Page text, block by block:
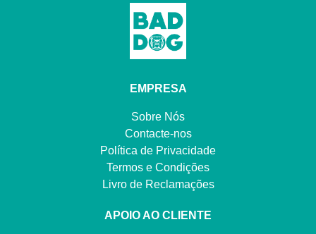
EMPRESA
Sobre Nós
Contacte-nos
Política de Privacidade
Termos e Condições
Livro de Reclamações
APOIO AO CLIENTE